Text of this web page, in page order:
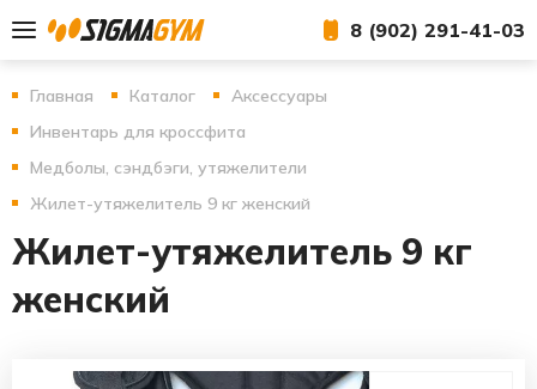
8 (902) 291-41-03
Главная Каталог
Аксессуары
Инвентарь для кроссфита
Медболы, сэндбэги, утяжелители
Жилет-утяжелитель 9 кг женский
Жилет-утяжелитель 9 кг
женский